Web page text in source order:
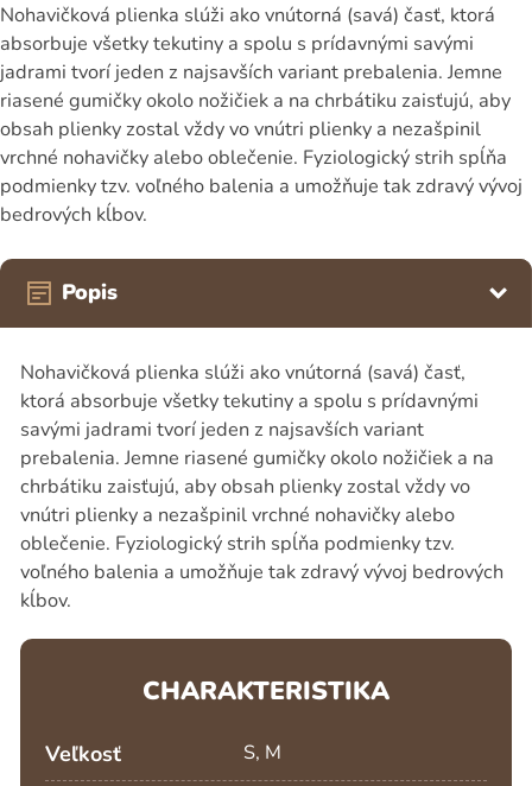
Nohavičková plienka slúži ako vnútorná (savá) časť, ktorá
absorbuje všetky tekutiny a spolu s prídavnými savými
jadrami tvorí jeden z najsavších variant prebalenia. Jemne
riasené gumičky okolo nožičiek a na chrbátiku zaisťujú, aby
obsah plienky zostal vždy vo vnútri plienky a nezašpinil
vrchné nohavičky alebo oblečenie. Fyziologický strih spĺňa
podmienky tzv. voľného balenia a umožňuje tak zdravý vývoj
bedrových kĺbov.
Popis
Nohavičková plienka slúži ako vnútorná (savá) časť,
ktorá absorbuje všetky tekutiny a spolu s prídavnými
savými jadrami tvorí jeden z najsavších variant
prebalenia. Jemne riasené gumičky okolo nožičiek a na
chrbátiku zaisťujú, aby obsah plienky zostal vždy vo
vnútri plienky a nezašpinil vrchné nohavičky alebo
oblečenie. Fyziologický strih spĺňa podmienky tzv.
voľného balenia a umožňuje tak zdravý vývoj bedrových
kĺbov.
CHARAKTERISTIKA
Veľkosť S, M